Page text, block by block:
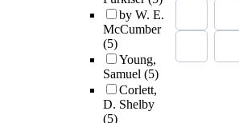
by W. E.
McCumber
(5)
Young,
Samuel (5)
Corlett,
D. Shelby
(5)